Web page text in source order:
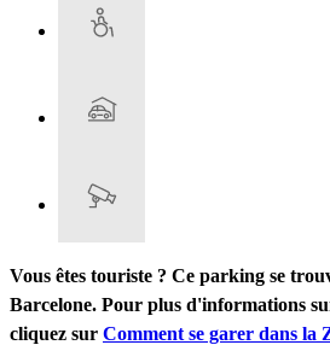
Vous êtes touriste ? Ce parking se
Barcelone. Pour plus d'informations
cliquez sur Comment se garer dans la